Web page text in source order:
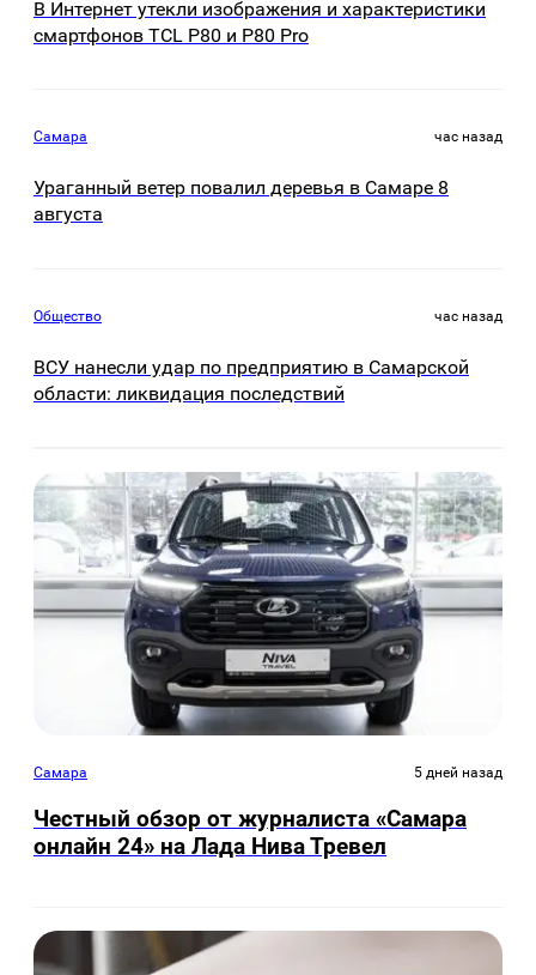
В Интернет утекли изображения и характеристики
смартфонов TCL P80 и P80 Pro
Самара час назад
Ураганный ветер повалил деревья в Самаре 8
августа
Общество час назад
ВСУ нанесли удар по предприятию в Самарской
области: ликвидация последствий
Самара 5 дней назад
Честный обзор от журналиста «Самара
онлайн 24» на Лада Нива Тревел